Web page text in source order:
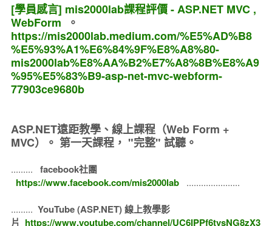
[學員感言] mis2000lab課程評價 - ASP.NET MVC ,
WebForm 。
https://mis2000lab.medium.com/%E5%AD%B8
%E5%93%A1%E6%84%9F%E8%A8%80-
mis2000lab%E8%AA%B2%E7%A8%8B%E8%A9
%95%E5%83%B9-asp-net-mvc-webform-
77903ce9680b
ASP.NET遠距教學、線上課程（Web Form +
MVC）。 第一天課程， "完整" 試聽。
.........
facebook社團
https://www.facebook.com/mis2000lab
......................
......... YouTube (ASP.NET) 線上教學影
片 https://www.youtube.com/channel/UC6IPPf6tvsNG8zX3